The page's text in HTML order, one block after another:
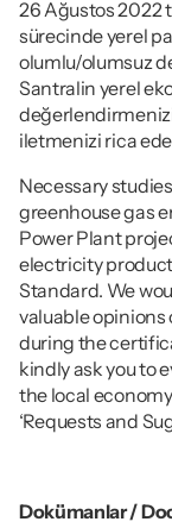
26 Ağustos 2022
sürecinde yerel
olumlu/olumsuz
Santralin yerel
iletmenizi rica
Necessary
greenhouse gas
Power Plant
electricity
Standard. We
valuable
during the
kindly ask you to
the local
‘Requests and
Dokümanlar /